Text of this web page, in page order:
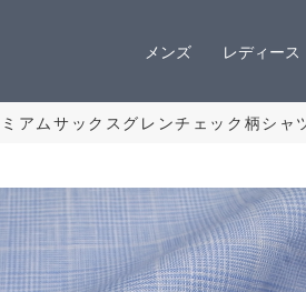
メンズ レディース
アムサックスグレンチェック柄シャ